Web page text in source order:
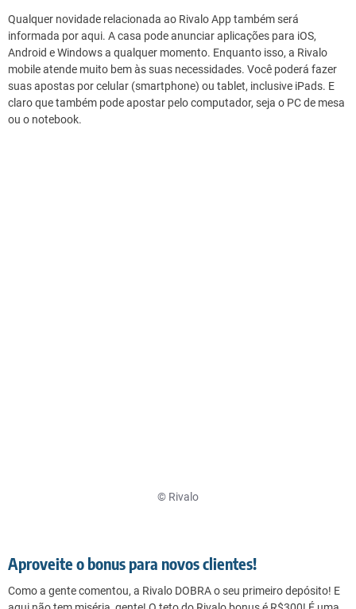
Qualquer novidade relacionada ao Rivalo App também será
informada por aqui. A casa pode anunciar aplicações para iOS,
Android e Windows a qualquer momento. Enquanto isso, a Rivalo
mobile atende muito bem às suas necessidades. Você poderá fazer
suas apostas por celular (smartphone) ou tablet, inclusive iPads. E
claro que também pode apostar pelo computador, seja o PC de mesa
ou o notebook.
© Rivalo
Aproveite o bonus para novos clientes!
Como a gente comentou, a Rivalo DOBRA o seu primeiro depósito! E